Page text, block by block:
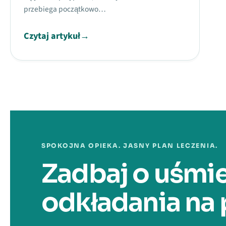
przebiega początkowo…
Czytaj artykuł→
Stronicowanie
SPOKOJNA OPIEKA. JASNY PLAN LECZENIA.
Zadbaj o
odkładania